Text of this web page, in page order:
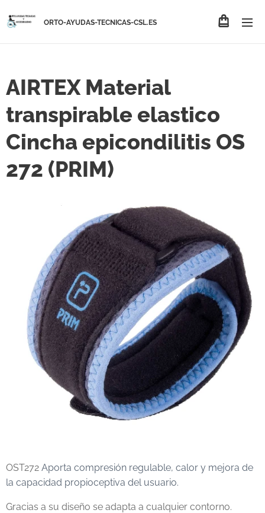
ORTO-AYUDAS-TECNICAS-CSL.ES
AIRTEX Material
transpirable elastico
Cincha epicondilitis OS
272 (PRIM)
OST272 Aporta compresión regulable, calor y mejora de
la capacidad propioceptiva del usuario.
Gracias a su diseño se adapta a cualquier contorno.